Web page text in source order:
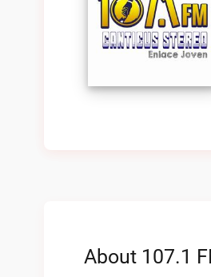
About 107.1